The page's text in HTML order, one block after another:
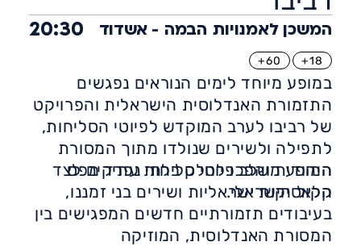
המשכן לאמנויות הבמה - אשדוד 20:30
18+
60+
במופע מיוחד לימים הנוראים נפגשים
התזמורת האנדלוסית הישראלית והפרויקט
של רביבו לערב המוקדש לפיוטי הסליחות,
לתפילה ולשירים שנולדו מתוך המסורת
היהודית והפכו לחלק בלתי נפרד מפס
הקול הישראלי.
המופע משלב פיוטי סליחות עתיקים לצד
קלאסיקות ישראליות ושירים בני זמננו,
בעיבודים תזמורתיים חדשים המפגישים בין
המסורת האנדלוסית, המוזיקה